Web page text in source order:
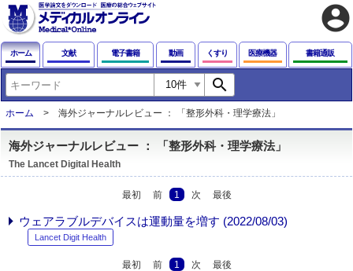
account_circle
ホーム 文献 電子書籍 動画 くすり 医療機器 書籍通販
search
ホーム 海外ジャーナルレビュー ： 「整形外科・理学療法」
海外ジャーナルレビュー ： 「整形外科・理学療法」
The Lancet Digital Health
最初 前 1 次 最後
ウェアラブルデバイスは運動量を増す (2022/08/03)
Lancet Digit Health
最初 前 1 次 最後